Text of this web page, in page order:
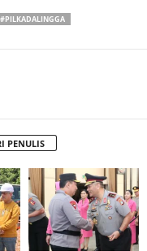
#PILKADALINGGA
PENULIS